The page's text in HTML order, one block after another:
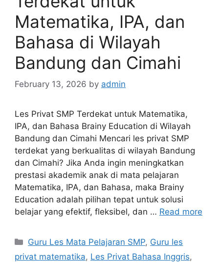
Matematika, IPA, dan
Bahasa di Wilayah
Bandung dan Cimahi
February 13, 2026 by admin
Les Privat SMP Terdekat untuk Matematika,
IPA, dan Bahasa Brainy Education di Wilayah
Bandung dan Cimahi Mencari les privat SMP
terdekat yang berkualitas di wilayah Bandung
dan Cimahi? Jika Anda ingin meningkatkan
prestasi akademik anak di mata pelajaran
Matematika, IPA, dan Bahasa, maka Brainy
Education adalah pilihan tepat untuk solusi
belajar yang efektif, fleksibel, dan … Read more
Categories
Guru Les Mata Pelajaran SMP, Guru les
privat matematika, Les Privat Bahasa Inggris,